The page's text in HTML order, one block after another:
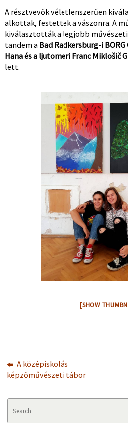
A résztvevők véletlenszerűen
alkottak, festettek a vászonra. A
kiválasztották a legjobb művészeti
tandem a Bad Radkersburg-i
Hana és a ljutomeri Franc Miklošič
lett.
[SHOW
A középiskolás
képzőművészeti tábor